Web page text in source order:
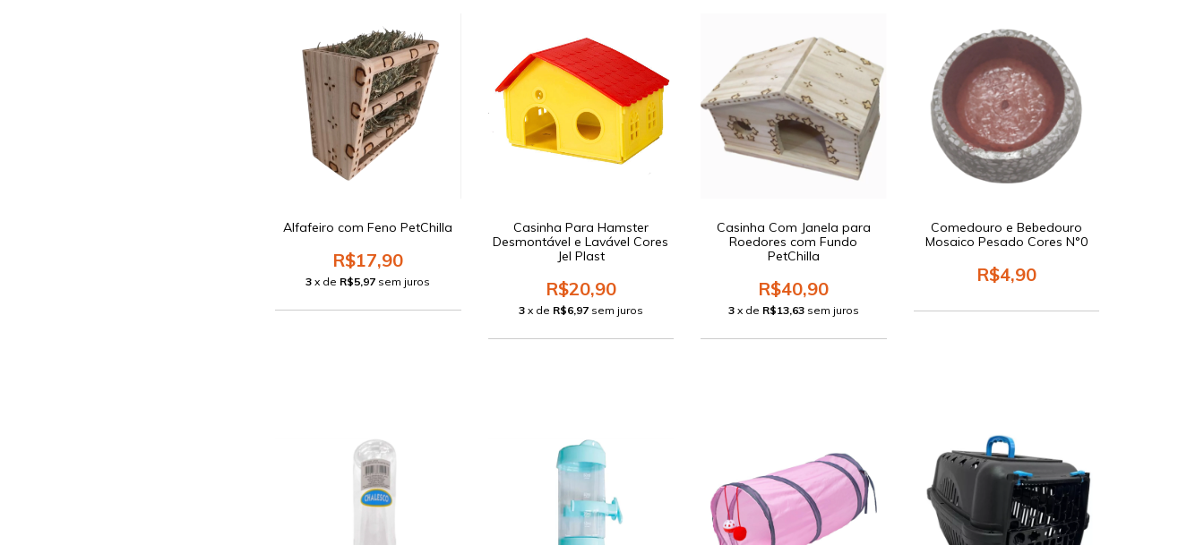
Alfafeiro com Feno PetChilla
R$17,90
3 x de R$5,97 sem juros
Casinha Para Hamster
Desmontável e Lavável Cores
Jel Plast
R$20,90
3 x de R$6,97 sem juros
Casinha Com Janela para
Roedores com Fundo
PetChilla
R$40,90
3 x de R$13,63 sem juros
Comedouro e Bebedouro
Mosaico Pesado Cores N°0
R$4,90